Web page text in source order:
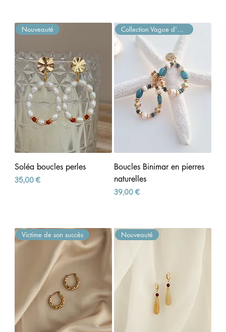
Nouveauté
Soléa boucles perles
Prix
35,00 €
Collection Vague d'Azur
Boucles Binimar en pierres
naturelles
Prix
39,00 €
Victime de son succès Nouveauté